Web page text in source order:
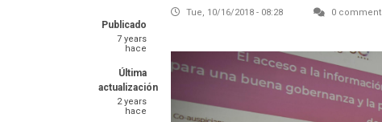
Publicado
7 years
hace
Última
actualización
2 years
hace
Tue, 10/16/2018 - 08:28 0